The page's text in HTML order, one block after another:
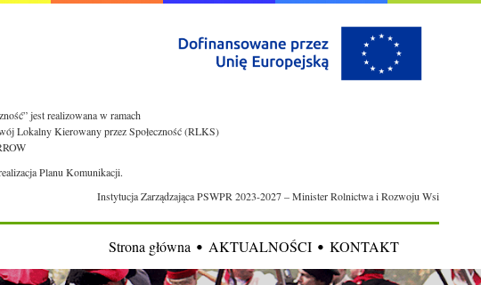
jest realizowana w ramach
Lokalny Kierowany przez Społeczność (RLKS)
Planu Komunikacji.
Instytucja Zarządzająca PSWPR 2023-2027 – Minister Rolnictwa i Rozwoju Wsi
Strona główna AKTUALNOŚCI KONTAKT